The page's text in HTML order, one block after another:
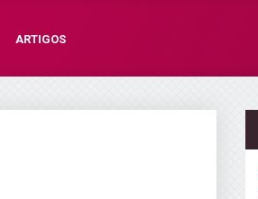
ARTIGOS